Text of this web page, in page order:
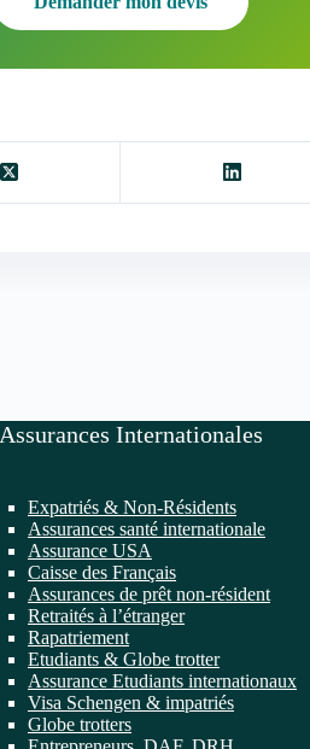
Assurances Internationales
Expatriés & Non-Résidents
Assurances santé internationale
Assurance USA
Caisse des Français
Assurances de prêt non-résident
Retraités à l’étranger
Rapatriement
Etudiants & Globe trotter
Assurance Etudiants internationaux
Visa Schengen & impatriés
Globe trotters